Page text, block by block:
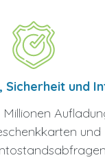
Sicherheit und
und